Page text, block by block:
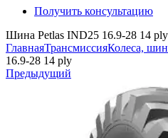
Получить консультацию
Шина Petlas IND25 16.9-28 14 ply
ГлавнаяТрансмиссияКолеса,
16.9-28 14 ply
Предыдущий